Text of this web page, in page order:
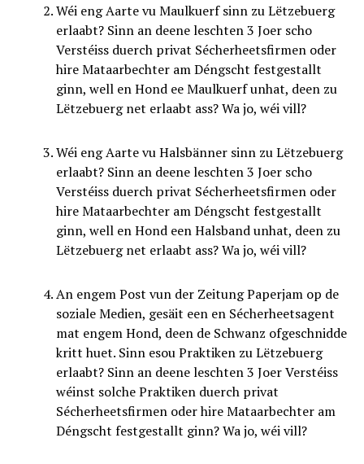
Wéi eng Aarte vu Maulkuerf sinn zu Lëtzebuerg
erlaabt? Sinn an deene leschten 3 Joer scho
Verstéiss duerch privat Sécherheetsfirmen oder
hire Mataarbechter am Déngscht festgestallt
ginn, well en Hond ee Maulkuerf unhat, deen zu
Lëtzebuerg net erlaabt ass? Wa jo, wéi vill?
Wéi eng Aarte vu Halsbänner sinn zu Lëtzebuerg
erlaabt? Sinn an deene leschten 3 Joer scho
Verstéiss duerch privat Sécherheetsfirmen oder
hire Mataarbechter am Déngscht festgestallt
ginn, well en Hond een Halsband unhat, deen zu
Lëtzebuerg net erlaabt ass? Wa jo, wéi vill?
An engem Post vun der Zeitung Paperjam op de
soziale Medien, gesäit een en Sécherheetsagent
mat engem Hond, deen de Schwanz ofgeschnidde
kritt huet. Sinn esou Praktiken zu Lëtzebuerg
erlaabt? Sinn an deene leschten 3 Joer Verstéiss
wéinst solche Praktiken duerch privat
Sécherheetsfirmen oder hire Mataarbechter am
Déngscht festgestallt ginn? Wa jo, wéi vill?